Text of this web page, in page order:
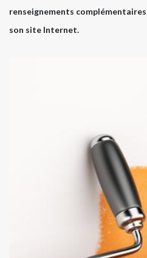
renseignements
son site Internet.